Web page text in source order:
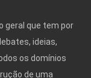
geral que tem por
ideias,
os domínios
de uma